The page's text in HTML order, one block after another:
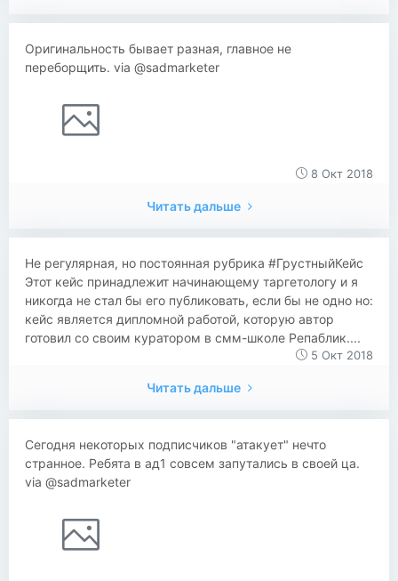
Оригинальность бывает разная, главное не
переборщить. via @sadmarketer
8 Окт 2018
Читать дальше
Не регулярная, но постоянная рубрика #ГрустныйКейс
Этот кейс принадлежит начинающему таргетологу и я
никогда не стал бы его публиковать, если бы не одно но:
кейс является дипломной работой, которую автор
готовил со своим куратором в смм-школе Репаблик....
5 Окт 2018
Читать дальше
Сегодня некоторых подписчиков "атакует" нечто
странное. Ребята в ад1 совсем запутались в своей ца.
via @sadmarketer